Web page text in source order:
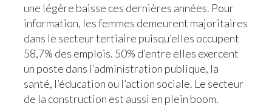
une légère baisse ces dernières années. Pour
information, les femmes demeurent majoritaires
dans le secteur tertiaire puisqu’elles occupent
58,7% des emplois. 50% d’entre elles exercent
un poste dans l’administration publique, la
santé, l’éducation ou l’action sociale. Le secteur
de la construction est aussi en plein boom.